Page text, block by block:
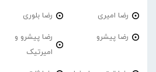
رضا امیری رضا بلوری
رضا پیشرو
رضا پیشرو و
امیرتیک